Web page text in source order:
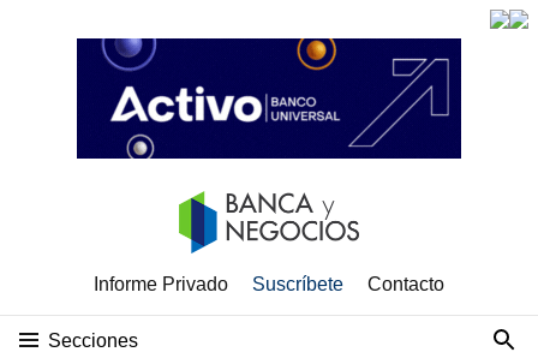
Informe Privado Suscríbete Contacto
Secciones